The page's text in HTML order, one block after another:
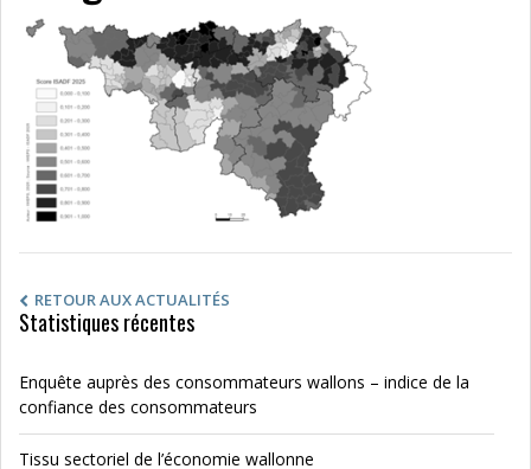
RETOUR AUX ACTUALITÉS
Statistiques récentes
Enquête auprès des consommateurs wallons – indice de la
confiance des consommateurs
Tissu sectoriel de l’économie wallonne